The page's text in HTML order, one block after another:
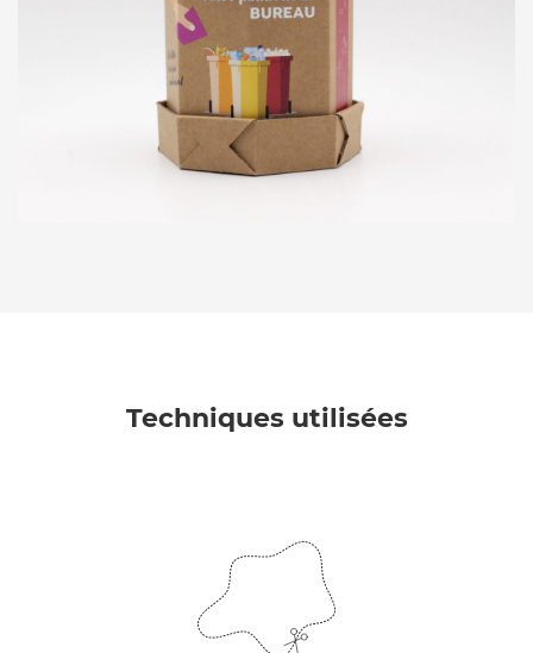
Techniques utilisées